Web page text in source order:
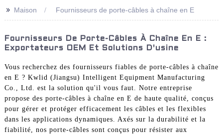
>> Maison Fournisseurs de porte-câbles à chaîne en E
Fournisseurs De Porte-Câbles À Chaîne En E :
Exportateurs OEM Et Solutions D'usine
Vous recherchez des fournisseurs fiables de porte-câbles à chaîne
en E ? Kwlid (Jiangsu) Intelligent Equipment Manufacturing
Co., Ltd. est la solution qu'il vous faut. Notre entreprise
propose des porte-câbles à chaîne en E de haute qualité, conçus
pour gérer et protéger efficacement les câbles et les flexibles
dans les applications dynamiques. Axés sur la durabilité et la
fiabilité, nos porte-câbles sont conçus pour résister aux